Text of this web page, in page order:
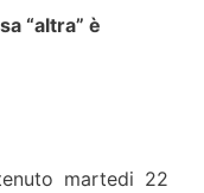
“altra” è
martedi 22